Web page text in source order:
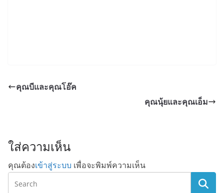
คุณบีและคุณโอ๊ค
คุณนุ้ยและคุณเอ็ม
ใส่ความเห็น
คุณต้องเข้าสู่ระบบ เพื่อจะพิมพ์ความเห็น